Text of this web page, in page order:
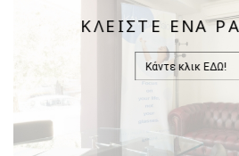
ΚΛΕΙΣΤΕ ΕΝΑ